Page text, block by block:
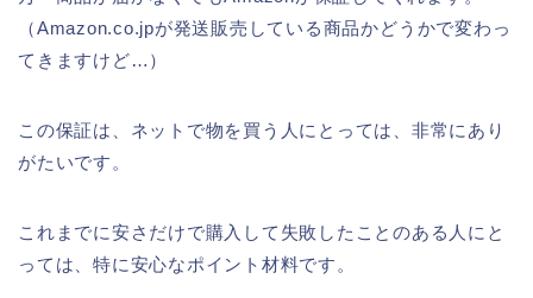
（Amazon.co.jpが発送販売している商品かどうかで変わっ
てきますけど…）
この保証は、ネットで物を買う人にとっては、非常にあり
がたいです。
これまでに安さだけで購入して失敗したことのある人にと
っては、特に安心なポイント材料です。